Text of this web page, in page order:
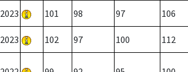
2023 101 98 97 106
2023 102 97 100 112